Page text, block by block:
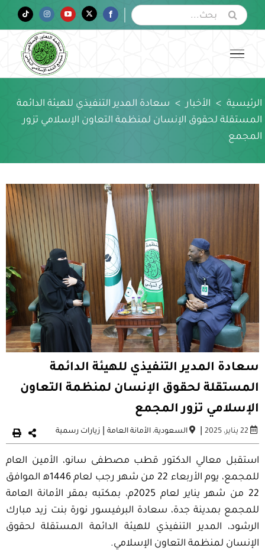
البحث
عن:
Facebook
Twitter
YouTube
Instagram
Tiktok
الرئيسية > الأخبار > سعادة المدير التنفيذي للهيئة الدائمة
المستقلة لحقوق الإنسان لمنظمة التعاون الإسلامي تزور
المجمع
سعادة المدير التنفيذي للهيئة الدائمة
المستقلة لحقوق الإنسان لمنظمة التعاون
الإسلامي تزور المجمع
22 يناير، 2025 | السعودية، الأمانة العامة| زيارات رسمية
استقبل معالي الدكتور قطب مصطفى سانو، الأمين العام
للمجمع، يوم الأربعاء 22 من شهر رجب لعام 1446ه‍ الموافق
22 من شهر يناير لعام 2025م، بمكتبه بمقر الأمانة العامة
للمجمع بمدينة جدة، سعادة البرفيسور نورة بنت زيد مبارك
الرشود، المدير التنفيذي للهيئة الدائمة المستقلة لحقوق
الإنسان لمنظمة التعاون الإسلامي.